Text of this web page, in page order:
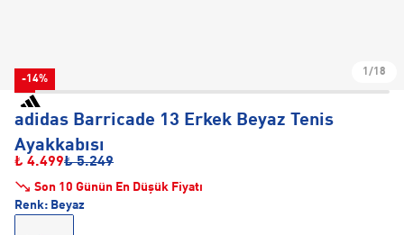
-14%
1/18
adidas Barricade 13 Erkek Beyaz Tenis
Ayakkabısı
₺ 4.499₺ 5.249
Son 10 Günün En Düşük Fiyatı
Renk: Beyaz